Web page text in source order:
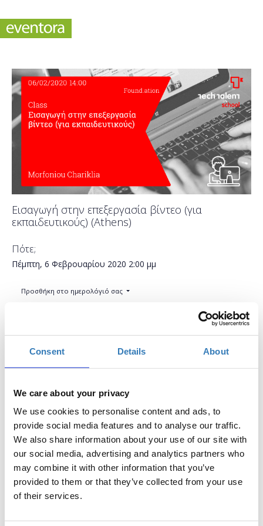
Consent Details About
We care about your privacy
We use cookies to personalise content and ads, to
provide social media features and to analyse our traffic.
We also share information about your use of our site with
our social media, advertising and analytics partners who
may combine it with other information that you’ve
provided to them or that they’ve collected from your use
of their services.
Εισαγωγή στην επεξεργασία βίντεο (για
εκπαιδευτικούς) (Athens)
Πότε;
Πέμπτη, 6 Φεβρουαρίου 2020 2:00 μμ
Προσθήκη στο ημερολόγιό σας
Συμμετοχή Η περίοδος εγγραφών έχει λήξει.
Το σεμινάριο απευθύνεται σε εκπαιδευτικούς Α/θμιας και
Β/θμιας Εκπαίδευσης (Δημόσιας και Ιδιωτικής), οι οποίοι
επιθυμούν να εξοικειωθούν με την επεξεργασία βίντεο,
καθώς σύμφωνα με έρευνες η χρήση του